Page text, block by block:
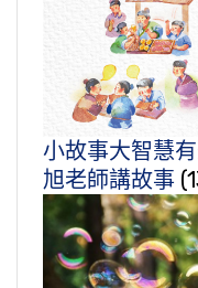
小故事大智慧
旭老師講故事